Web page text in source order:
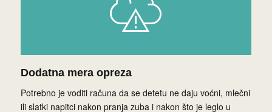
Dodatna mera opreza
Potrebno je voditi računa da se detetu ne daju voćni, mlečni
ili slatki napitci nakon pranja zuba i nakon što je leglo u